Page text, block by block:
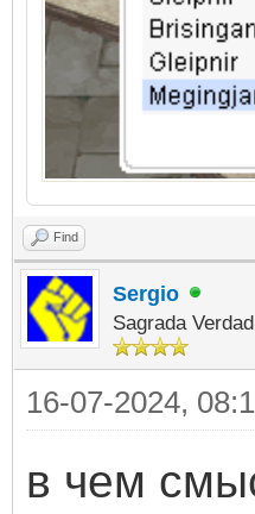
Find
Sergio
Sagrada
16-07-2024,
в чем